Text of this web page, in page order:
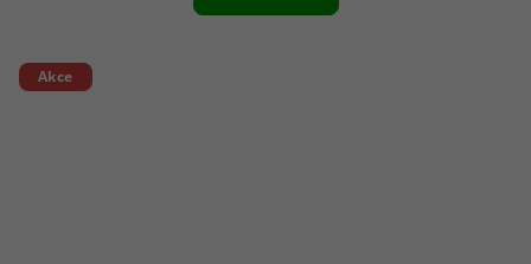
Akce